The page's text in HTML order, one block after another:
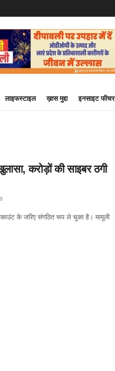
लाइफस्टाइल ख़ास मुद्दा इनसाइट फीचर
करोड़ों की साइबर ठगी
0
के जरिए संगठित रूप ले चुका है। मामूली